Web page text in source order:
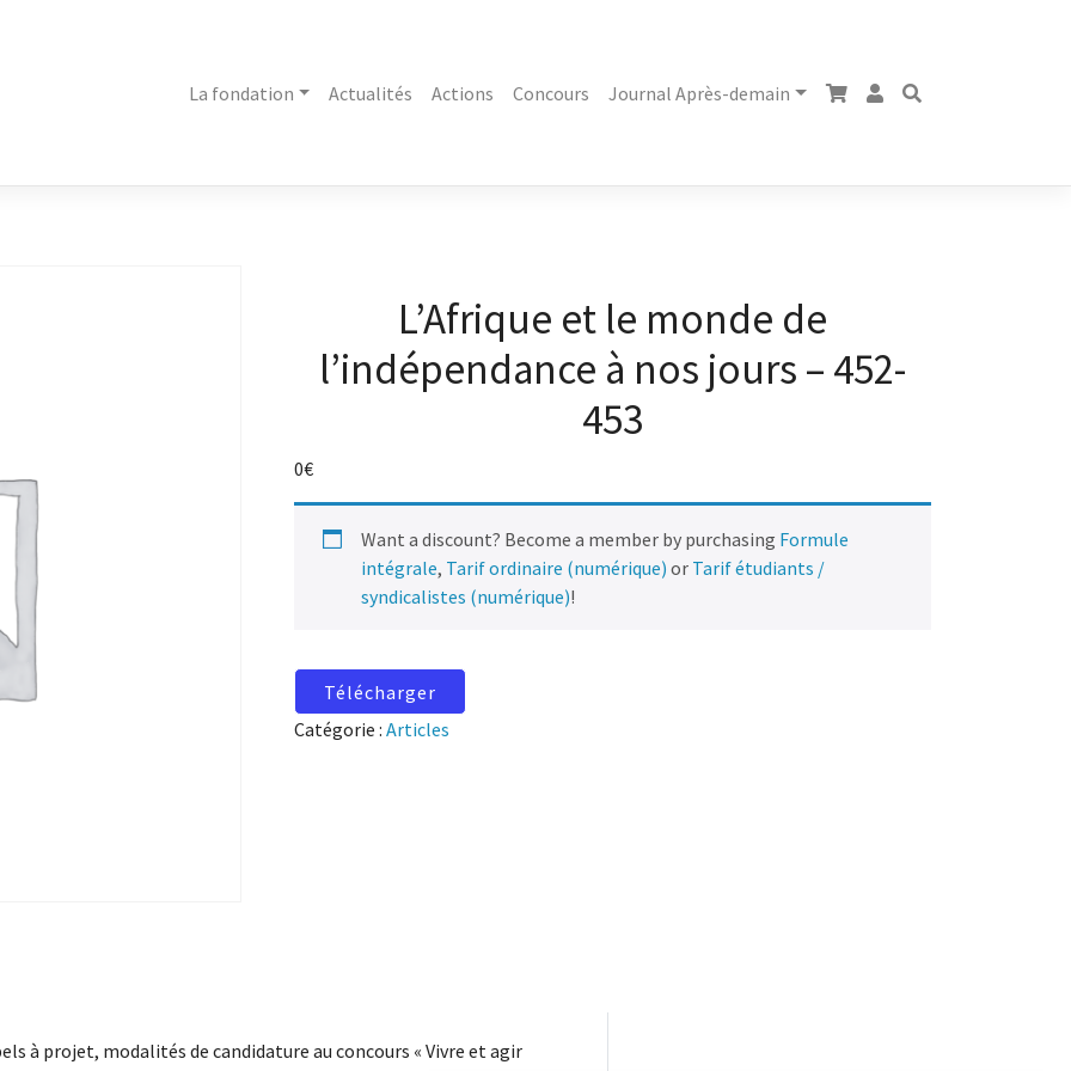
La fondation Actualités Actions Concours Journal Après-demain
L’Afrique et le monde de
l’indépendance à nos jours – 452-
453
0€
Want a discount? Become a member by purchasing Formule
intégrale, Tarif ordinaire (numérique) or Tarif étudiants /
syndicalistes (numérique)!
Télécharger
Catégorie :Articles
à projet, modalités de candidature au concours « Vivre et agir